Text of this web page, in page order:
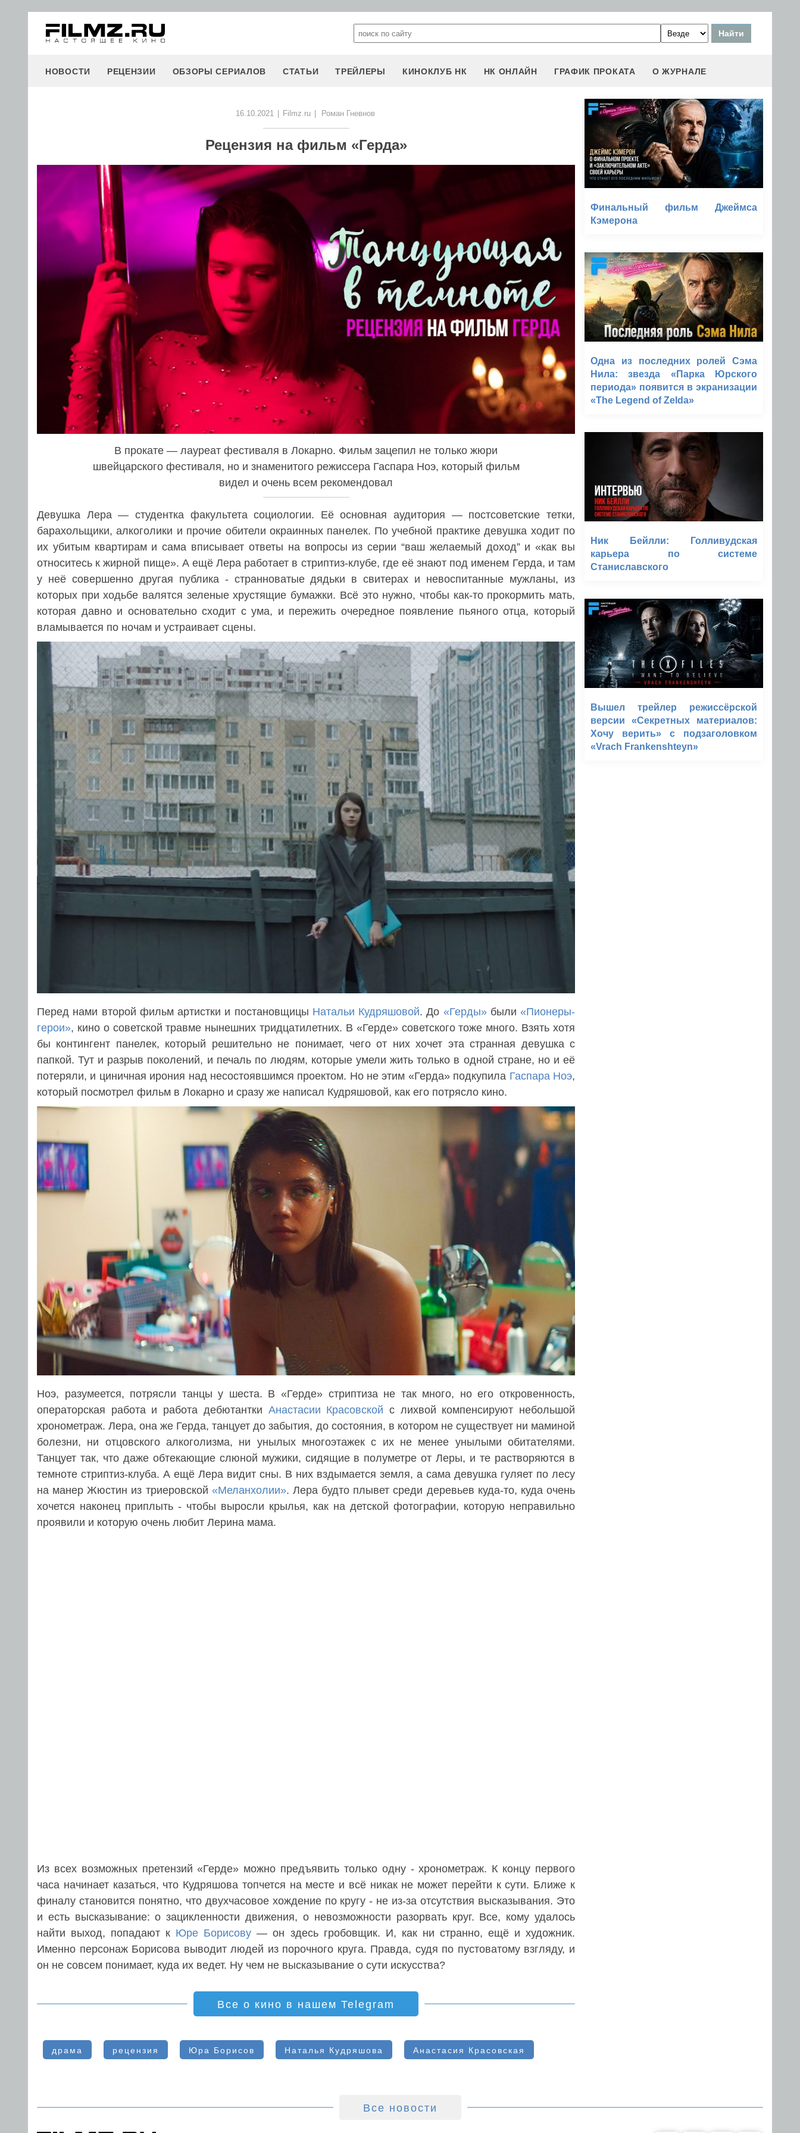
НОВОСТИ РЕЦЕНЗИИ ОБЗОРЫ СЕРИАЛОВ СТАТЬИ ТРЕЙЛЕРЫ КИНОКЛУБ НК НК ОНЛАЙН ГРАФИК ПРОКАТА О ЖУРНАЛЕ
16.10.2021 Filmz.ru Роман Гневнов
Рецензия на фильм «Герда»
В прокате — лауреат фестиваля в Локарно. Фильм зацепил не только жюри
швейцарского фестиваля, но и знаменитого режиссера Гаспара Ноэ, который фильм
видел и очень всем рекомендовал
Девушка Лера — студентка факультета социологии. Её основная аудитория — постсоветские тетки,
барахольщики, алкоголики и прочие обители окраинных панелек. По учебной практике девушка ходит по
их убитым квартирам и сама вписывает ответы на вопросы из серии “ваш желаемый доход” и «как вы
относитесь к жирной пище». А ещё Лера работает в стриптиз-клубе, где её знают под именем Герда, и там
у неё совершенно другая публика - странноватые дядьки в свитерах и невоспитанные мужланы, из
которых при ходьбе валятся зеленые хрустящие бумажки. Всё это нужно, чтобы как-то прокормить мать,
которая давно и основательно сходит с ума, и пережить очередное появление пьяного отца, который
вламывается по ночам и устраивает сцены.
Перед нами второй фильм артистки и постановщицы Натальи Кудряшовой. До «Герды»были «Пионеры-
герои», кино о советской травме нынешних тридцатилетних. В «Герде» советского тоже много. Взять хотя
бы контингент панелек, который решительно не понимает, чего от них хочет эта странная девушка с
папкой. Тут и разрыв поколений, и печаль по людям, которые умели жить только в одной стране, но и её
потеряли, и циничная ирония над несостоявшимся проектом. Но не этим «Герда» подкупила Гаспара Ноэ,
который посмотрел фильм в Локарно и сразу же написал Кудряшовой, как его потрясло кино.
Ноэ, разумеется, потрясли танцы у шеста. В «Герде» стриптиза не так много, но его откровенность,
операторская работа и работа дебютантки Анастасии Красовской с лихвой компенсируют небольшой
хронометраж. Лера, она же Герда, танцует до забытия, до состояния, в котором не существует ни маминой
болезни, ни отцовского алкоголизма, ни унылых многоэтажек с их не менее унылыми обитателями.
Танцует так, что даже обтекающие слюной мужики, сидящие в полуметре от Леры, и те растворяются в
темноте стриптиз-клуба. А ещё Лера видит сны. В них вздымается земля, а сама девушка гуляет по лесу
на манер Жюстин из триеровской «Меланхолии». Лера будто плывет среди деревьев куда-то, куда очень
хочется наконец приплыть - чтобы выросли крылья, как на детской фотографии, которую неправильно
проявили и которую очень любит Лерина мама.
Из всех возможных претензий «Герде» можно предъявить только одну - хронометраж. К концу первого
часа начинает казаться, что Кудряшова топчется на месте и всё никак не может перейти к сути. Ближе к
финалу становится понятно, что двухчасовое хождение по кругу - не из-за отсутствия высказывания. Это
и есть высказывание: о зацикленности движения, о невозможности разорвать круг. Все, кому удалось
найти выход, попадают к Юре Борисову — он здесь гробовщик. И, как ни странно, ещё и художник.
Именно персонаж Борисова выводит людей из порочного круга. Правда, судя по пустоватому взгляду, и
он не совсем понимает, куда их ведет. Ну чем не высказывание о сути искусства?
Все о кино в нашем Telegram
драма рецензия Юра Борисов Наталья Кудряшова Анастасия Красовская
Финальный фильм Джеймса
Кэмерона
Одна из последних ролей Сэма
Нила: звезда «Парка Юрского
периода» появится в экранизации
«The Legend of Zelda»
Ник Бейлли: Голливудская
карьера по системе
Станиславского
Вышел трейлер режиссёрской
версии «Секретных материалов:
Хочу верить» с подзаголовком
«Vrach Frankenshteyn»
Все новости